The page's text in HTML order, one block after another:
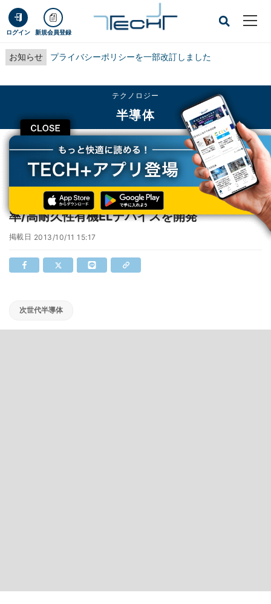
ログイン 新規会員登録
お知らせ プライバシーポリシーを一部改訂しました
CLOSE
テクノロジー
半導体
TECH+ テクノロジー
半導体
九大、第3世代有機EL発光材料を用いた高効率/高耐久性有機ELデバイスを開発
九大、第3世代有機EL発光材料を用いた高効
率/高耐久性有機ELデバイスを開発
掲載日 2013/10/11 15:17
次世代半導体